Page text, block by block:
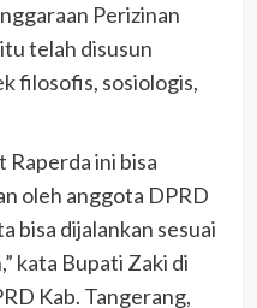
Perizinan
telah disusun
filosofis, sosiologis,
Raperda ini bisa
oleh anggota DPRD
bisa dijalankan sesuai
kata Bupati Zaki di
Kab. Tangerang,